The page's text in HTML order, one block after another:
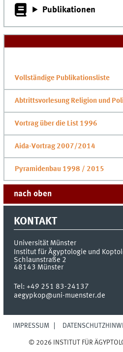
Publikationen
Vollständige Publikationsliste
Abtrittsvorlesung Religion und
Vortrag über die List 1996
Aida-Vortrag 2007/2014
Pyramidenbau 1998 / 2015
nach oben
KONTAKT
Universität Münster
Institut für Ägyptologie und
Schlaunstraße 2
48143 Münster
Tel:+49 251 83-24137
aegypkop@uni-muenster.de
IMPRESSUM
© 2026 INSTITUT FÜR